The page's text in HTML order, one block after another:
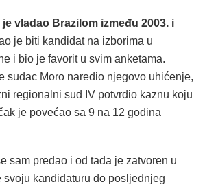
vladao Brazilom između 2003. i
je biti kandidat na izborima u
i bio je favorit u svim anketama.
sudac Moro naredio njegovo uhićenje,
regionalni sud IV potvrdio kaznu koju
je povećao sa 9 na 12 godina
sam predao i od tada je zatvoren u
svoju kandidaturu do posljednjeg